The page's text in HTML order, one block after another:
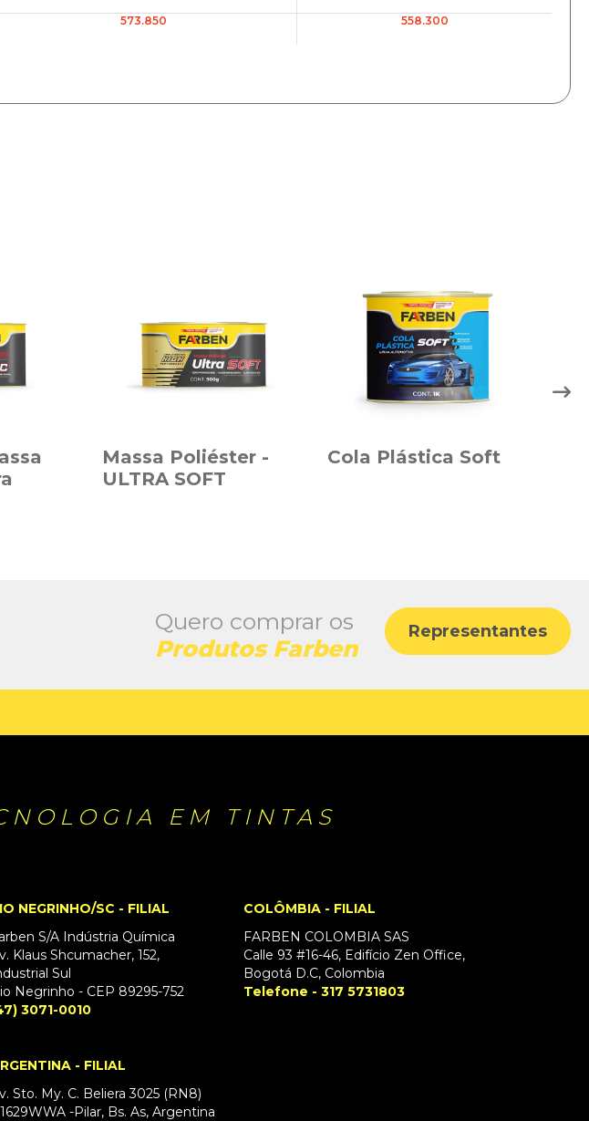
573.850 558.300
Massa Poliéster -
ULTRA SOFT
Cola Plástica Soft
Quero comprar os
Produtos Farben
Representantes
EM TINTAS
NEGRINHO/SC - FILIAL
S/A Indústria Química
Klaus Shcumacher, 152,
Sul
Negrinho - CEP 89295-752
3071-0010
COLÔMBIA - FILIAL
FARBEN COLOMBIA SAS
Calle 93 #16-46, Edifício Zen Office,
Bogotá D.C, Colombia
Telefone - 317 5731803
- FILIAL
Sto. My. C. Beliera 3025 (RN8)
-Pilar, Bs. As, Argentina